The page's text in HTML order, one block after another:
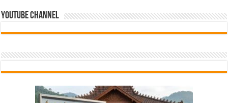
Youtube Channel